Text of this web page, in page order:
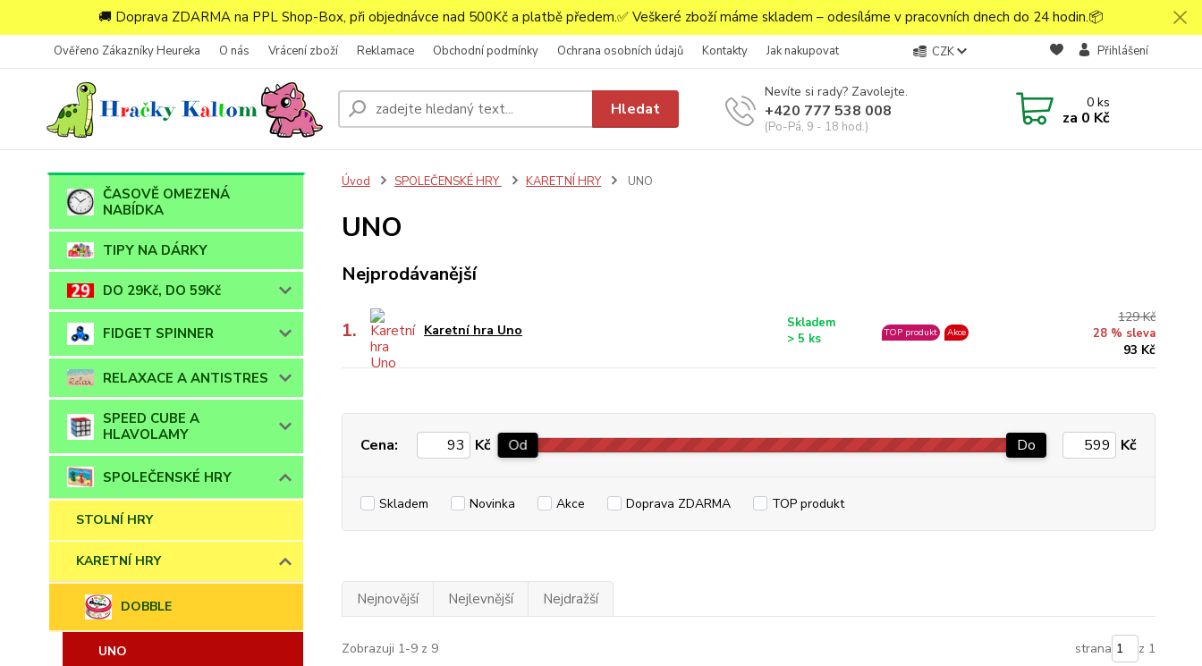
🚚 Doprava ZDARMA na PPL Shop-Box, při objednávce nad 500Kč a platbě předem.✅ Veškeré zboží máme skladem – odesíláme v pracovních dnech do 24 hodin.📦
Ověřeno Zákazníky Heureka O nás Vrácení zboží Reklamace Obchodní podmínky Ochrana osobních údajů Kontakty Jak nakupovat CZK Přihlášení
Hledat
Nevíte si rady? Zavolejte.
+420 777 538 008
(Po-Pá, 9 - 18 hod.)
0ks
za 0 Kč
ČASOVĚ OMEZENÁ
NABÍDKA
TIPY NA DÁRKY
DO 29Kč, DO 59Kč
FIDGET SPINNER
RELAXACE A ANTISTRES
SPEED CUBE A
HLAVOLAMY
SPOLEČENSKÉ HRY
STOLNÍ HRY
KARETNÍ HRY
DOBBLE
UNO
Úvod SPOLEČENSKÉ HRY KARETNÍ HRY UNO
UNO
Nejprodávanější
1. Karetní hra Uno
Skladem
> 5 ks
TOP produkt Akce
129 Kč
28 % sleva
93 Kč
Cena: Kč Od Do Kč
Skladem Novinka Akce Doprava ZDARMA TOP produkt
Nejnovější Nejlevnější Nejdražší
Zobrazuji 1-9 z 9 strana z 1